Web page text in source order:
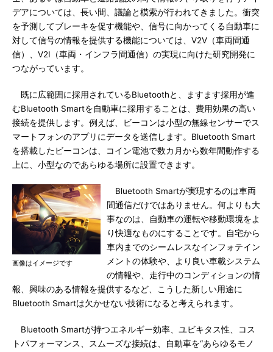
デアについては、長い間、議論と模索が行われてきました。衝突
を予測してブレーキを促す機能や、信号に向かってくる自動車に
対して信号の情報を提供する機能については、V2V（車両間通
信）、V2I（車両・インフラ間通信）の実現に向けた研究開発に
つながっています。
既に広範囲に採用されているBluetoothと、ますます採用が進
むBluetooth Smartを自動車に採用することは、費用効果の高い
接続を提供します。例えば、ビーコンは小型の無線センサーでス
マートフォンのアプリにデータを送信します。Bluetooth Smart
を搭載したビーコンは、コイン電池で数カ月から数年間動作する
上に、小型なのであらゆる場所に設置できます。
画像はイメージです
Bluetooth Smartが実現するのは車両
間通信だけではありません。何よりも大
事なのは、自動車の運転や移動環境をよ
り快適なものにすることです。自宅から
車内までのシームレスなインフォテイン
メントの体験や、より良い車載システム
の情報や、走行中のコンディションの情
報、興味のある情報を提供するなど、こうした新しい用途に
Bluetooth Smartは欠かせない技術になると考えられます。
Bluetooth Smartが持つエネルギー効率、ユビキタス性、コス
トパフォーマンス、スムーズな接続は、自動車を“あらゆるモノ